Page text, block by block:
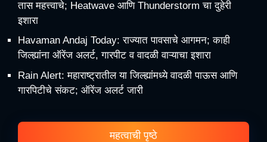
तास महत्त्वाचे; Heatwave आणि Thunderstorm चा दुहेरी
इशारा
Havaman Andaj Today: राज्यात पावसाचे आगमन; काही
जिल्ह्यांना ऑरेंज अलर्ट, गारपीट व वादळी वाऱ्याचा इशारा
Rain Alert: महाराष्ट्रातील या जिल्ह्यांमध्ये वादळी पाऊस आणि
गारपिटीचे संकट; ऑरेंज अलर्ट जारी
महत्वाची पृष्ठे